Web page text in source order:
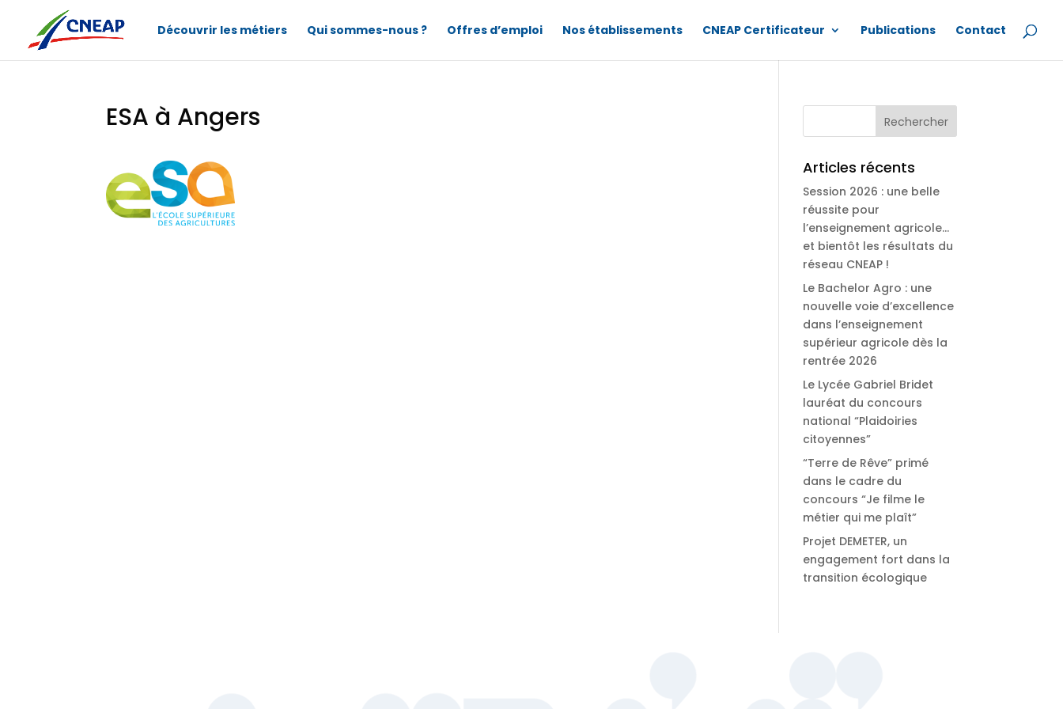
Découvrir les métiers Qui sommes-nous ? Offres d’emploi Nos établissements CNEAP Certificateur Publications Contact
ESA à Angers
Articles récents
Session 2026 : une belle
réussite pour
l’enseignement agricole…
et bientôt les résultats du
réseau CNEAP !
Le Bachelor Agro : une
nouvelle voie d’excellence
dans l’enseignement
supérieur agricole dès la
rentrée 2026
Le Lycée Gabriel Bridet
lauréat du concours
national “Plaidoiries
citoyennes”
“Terre de Rêve” primé
dans le cadre du
concours “Je filme le
métier qui me plaît”
Projet DEMETER, un
engagement fort dans la
transition écologique